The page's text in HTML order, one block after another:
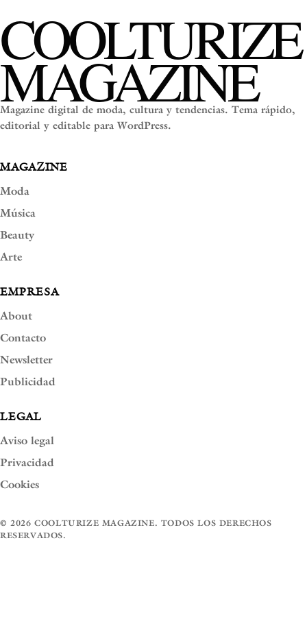
COOLTURIZE
MAGAZINE
Magazine digital de moda, cultura y tendencias. Tema rápido,
editorial y editable para WordPress.
MAGAZINE
Moda
Música
Beauty
Arte
EMPRESA
About
Contacto
Newsletter
Publicidad
LEGAL
Aviso legal
Privacidad
Cookies
© 2026 COOLTURIZE MAGAZINE. TODOS LOS DERECHOS
RESERVADOS.